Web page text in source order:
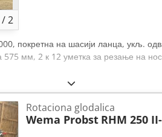
/2
покретна на шасији ланца, укљ.
мм, 2 к 12 уметка за резање на
Rotaciona glodalica
Wema Probst RHM 250